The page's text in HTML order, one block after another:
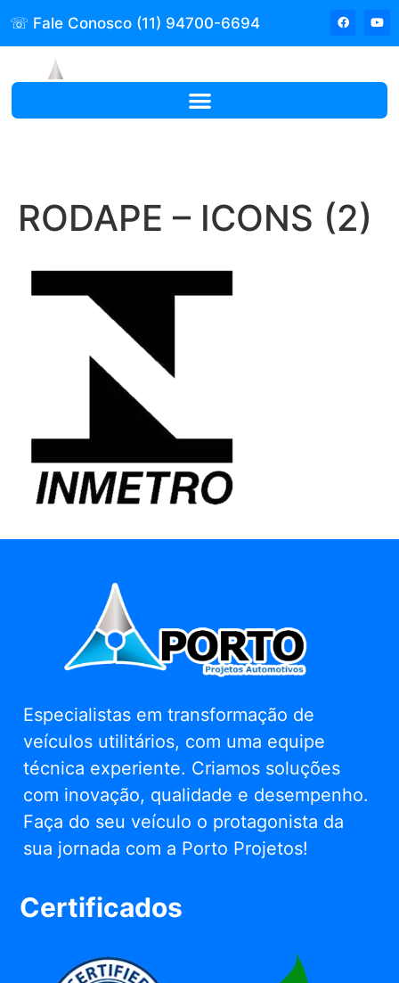
☏ Fale Conosco (11) 94700-6694
RODAPE – ICONS (2)
Especialistas em transformação de
veículos utilitários, com uma equipe
técnica experiente. Criamos soluções
com inovação, qualidade e desempenho.
Faça do seu veículo o protagonista da
sua jornada com a Porto Projetos!
Certificados